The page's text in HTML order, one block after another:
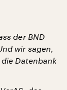
der BND
wir sagen,
Datenbank